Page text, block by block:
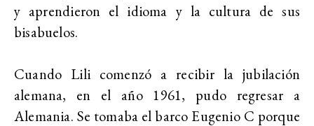
y aprendieron el idioma y la cultura de sus
bisabuelos.
Cuando Lili comenzó a recibir la jubilación
alemana, en el año 1961, pudo regresar a
Alemania. Se tomaba el barco Eugenio C porque